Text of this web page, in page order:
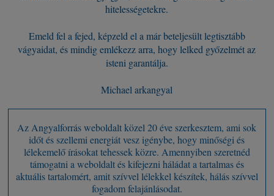
hitelességetekre.
Emeld fel a fejed, képzeld el a már beteljesült legtisztább
vágyaidat, és mindig emlékezz arra, hogy lelked győzelmét az
isteni garantálja.
Michael arkangyal
Az Angyalforrás weboldalt közel 20 éve szerkesztem, ami sok
időt és szellemi energiát vesz igénybe, hogy minőségi és
lélekemelő írásokat tehessek közre. Amennyiben szeretnéd
támogatni a weboldalt és kifejezni háládat a tartalmas és
aktuális tartalomért, amit szívvel lélekkel készítek, hálás szívvel
fogadom felajánlásodat.